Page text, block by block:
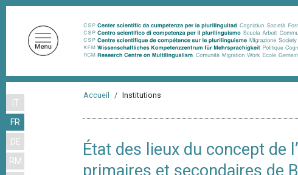
IT
FR
DE
RM
Accueil Institutions
État des lieux du concept de
primaires et secondaires de